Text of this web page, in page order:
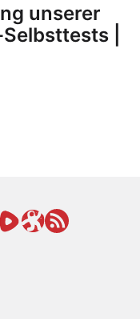
unserer
|